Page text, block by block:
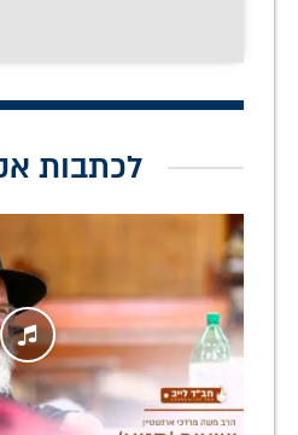
לכתבות